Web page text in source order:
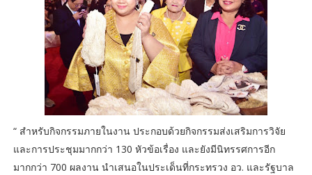
“ สำหรับกิจกรรมภายในงาน ประกอบด้วยกิจกรรมส่งเสริมการวิจัย
และการประชุมมากกว่า 130 หัวข้อเรื่อง และยังมีนิทรรศการอีก
มากกว่า 700 ผลงาน นำเสนอในประเด็นที่กระทรวง อว. และรัฐบาล